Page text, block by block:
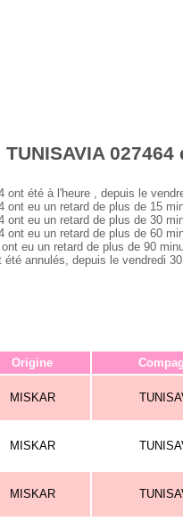
ont été à l'heure , depuis le
ont eu un retard de plus de 15
ont eu un retard de plus de 30
ont eu un retard de plus de 60
eu un retard de plus de 90
annulés, depuis le vendredi
Origine
MISKAR
MISKAR
MISKAR